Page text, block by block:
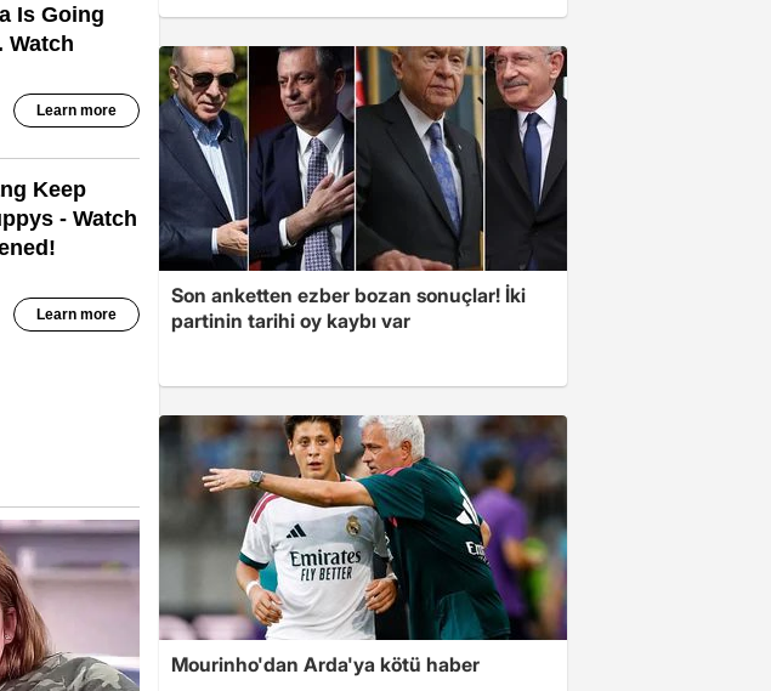
Son anketten ezber bozan sonuçlar! İki
partinin tarihi oy kaybı var
Mourinho'dan Arda'ya kötü haber